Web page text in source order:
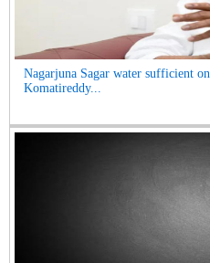
Nagarjuna Sagar water sufficient
Komatireddy...